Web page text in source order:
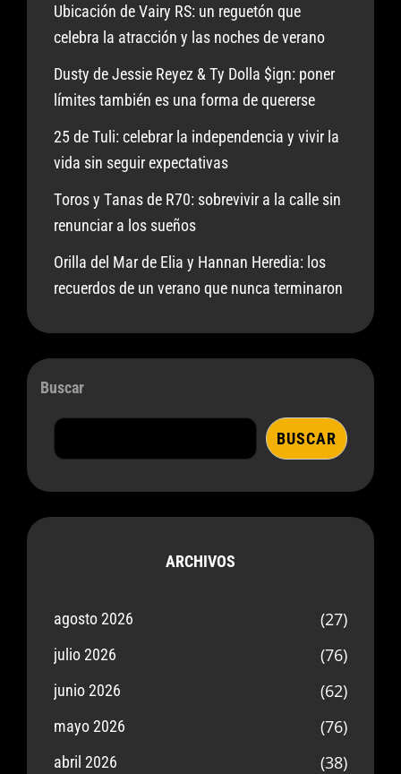
Ubicación de Vairy RS: un reguetón que
celebra la atracción y las noches de verano
Dusty de Jessie Reyez & Ty Dolla $ign: poner
límites también es una forma de quererse
25 de Tuli: celebrar la independencia y vivir la
vida sin seguir expectativas
Toros y Tanas de R70: sobrevivir a la calle sin
renunciar a los sueños
Orilla del Mar de Elia y Hannan Heredia: los
recuerdos de un verano que nunca terminaron
Buscar
BUSCAR
ARCHIVOS
agosto 2026 (27)
julio 2026 (76)
junio 2026 (62)
mayo 2026 (76)
abril 2026 (38)